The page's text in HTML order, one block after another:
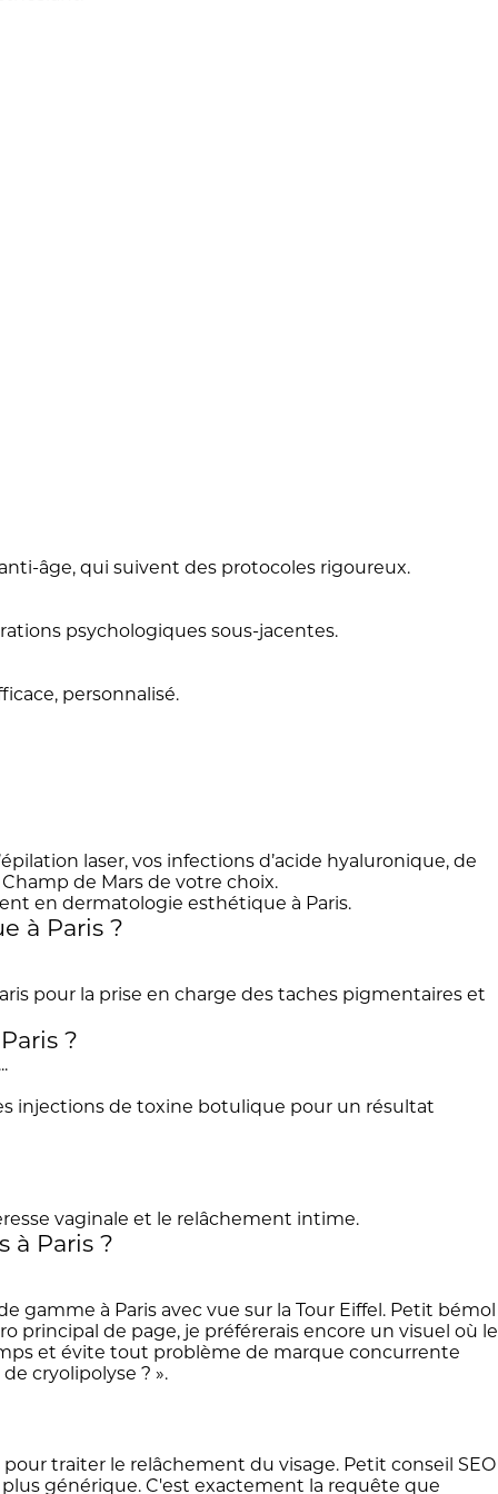
âge, qui suivent des protocoles rigoureux.
psychologiques sous-jacentes.
personnalisé.
laser, vos infections d’acide hyaluronique, de
de Mars de votre choix.
à Paris ?
?
à Paris ?